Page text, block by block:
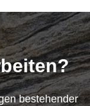
bestehender